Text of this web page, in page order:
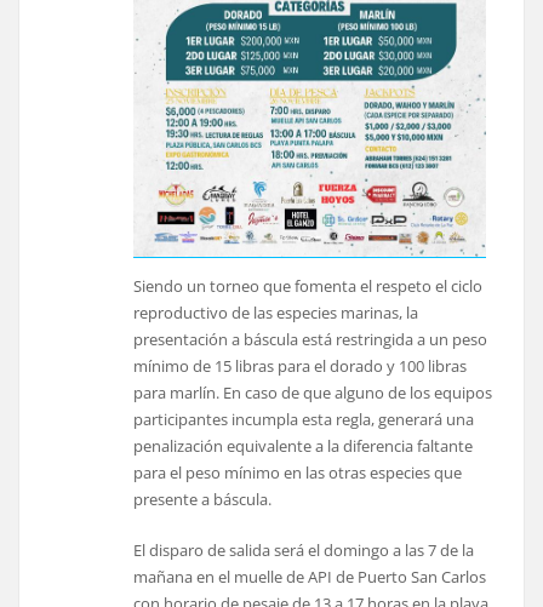
Siendo un torneo que fomenta el respeto el ciclo
reproductivo de las especies marinas, la
presentación a báscula está restringida a un peso
mínimo de 15 libras para el dorado y 100 libras
para marlín. En caso de que alguno de los equipos
participantes incumpla esta regla, generará una
penalización equivalente a la diferencia faltante
para el peso mínimo en las otras especies que
presente a báscula.
El disparo de salida será el domingo a las 7 de la
mañana en el muelle de API de Puerto San Carlos